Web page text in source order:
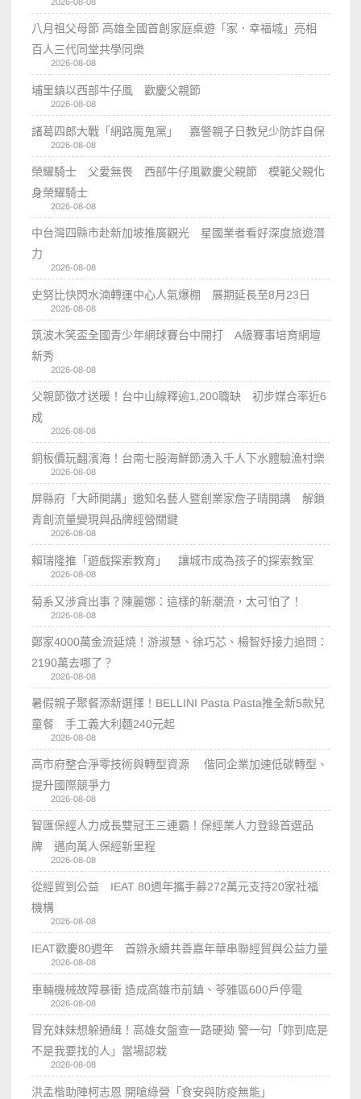
八月祖父母節 高雄全國首創家庭桌遊「家．幸福城」亮相
百人三代同堂共學同樂
2026-08-08
埔里鎮以西部牛仔風 歡慶父親節
2026-08-08
諸葛四郎大戰「網路魔鬼黨」 嘉警親子日教兒少防詐自保
2026-08-08
榮耀騎士 父愛無畏 西部牛仔風歡慶父親節 模範父親化
身榮耀騎士
2026-08-08
中台灣四縣市赴新加坡推廣觀光 星國業者看好深度旅遊潛
力
2026-08-08
史努比快閃水湳轉運中心人氣爆棚 展期延長至8月23日
2026-08-08
筑波木笑盃全國青少年網球賽台中開打 A級賽事培育網壇
新秀
2026-08-08
父親節徵才送暖！台中山線釋逾1,200職缺 初步媒合率近6
成
2026-08-08
銅板價玩翻濱海！台南七股海鮮節湧入千人下水體驗漁村樂
2026-08-08
屏縣府「大師開講」邀知名藝人暨創業家詹子晴開講 解鎖
青創流量變現與品牌經營關鍵
2026-08-08
賴瑞隆推「遊戲探索教育」 讓城市成為孩子的探索教室
2026-08-08
菊系又涉貪出事？陳麗娜：這樣的新潮流，太可怕了！
2026-08-08
鄭家4000萬金流延燒！游淑慧、徐巧芯、楊智妤接力追問：
2190萬去哪了？
2026-08-08
暑假親子聚餐添新選擇！BELLINI Pasta Pasta推全新5款兒
童餐 手工義大利麵240元起
2026-08-08
高市府整合淨零技術與轉型資源 偕同企業加速低碳轉型、
提升國際競爭力
2026-08-08
智匯保經人力成長雙冠王三連霸！保經業人力登錄首選品
牌 邁向萬人保經新里程
2026-08-08
從經貿到公益 IEAT 80週年攜手募272萬元支持20家社福
機構
2026-08-08
IEAT歡慶80週年 首辦永續共善嘉年華串聯經貿與公益力量
2026-08-08
車輛機械故障暴衝 造成高雄市前鎮、苓雅區600戶停電
2026-08-08
冒充妹妹想躲通緝！高雄女盤查一路硬拗 警一句「妳到底是
不是我要找的人」當場認栽
2026-08-08
洪孟楷助陣柯志恩 開嗆綠營「食安與防疫無能」